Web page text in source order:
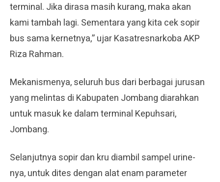
terminal. Jika dirasa masih kurang, maka akan
kami tambah lagi. Sementara yang kita cek sopir
bus sama kernetnya,” ujar Kasatresnarkoba AKP
Riza Rahman.
Mekanismenya, seluruh bus dari berbagai jurusan
yang melintas di Kabupaten Jombang diarahkan
untuk masuk ke dalam terminal Kepuhsari,
Jombang.
Selanjutnya sopir dan kru diambil sampel urine-
nya, untuk dites dengan alat enam parameter